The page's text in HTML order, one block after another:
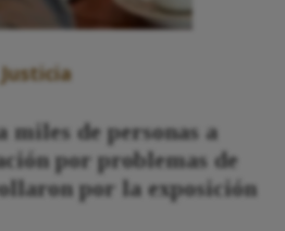
miles de personas a
por problemas de
por la exposición